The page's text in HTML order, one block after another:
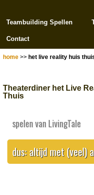
Teambuilding Spellen
Contact
home >> het live reality huis
Theaterdiner het Live
Thuis
spelen van LivingTale
dus: altijd met (veel)